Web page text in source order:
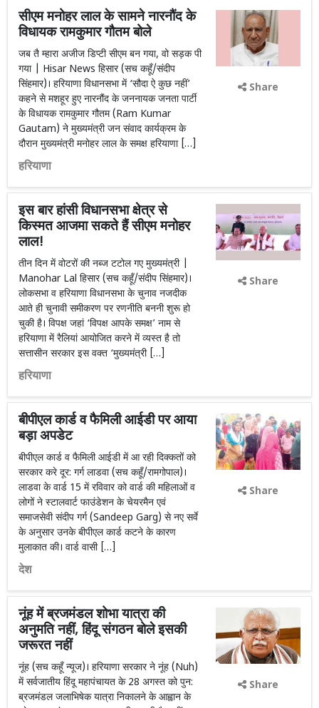
सीएम मनोहर लाल के सामने नारनौंद के
विधायक रामकुमार गौतम बोले
जब तै म्हारा अजीज डिप्टी सीएम बन गया, वो सड़क पी
गया | Hisar News हिसार (सच कहूँ/संदीप
सिंहमार)। हरियाणा विधानसभा में ‘सौदा ऐ कुछ नहीं’
कहने से मशहूर हुए नारनौंद के जननायक जनता पार्टी
के विधायक रामकुमार गौतम (Ram Kumar
Gautam) ने मुख्यमंत्री जन संवाद कार्यक्रम के
दौरान मुख्यमंत्री मनोहर लाल के समक्ष हरियाणा […]
हरियाणा
Share
इस बार हांसी विधानसभा क्षेत्र से
किस्मत आजमा सकते हैं सीएम मनोहर
लाल!
तीन दिन में वोटरों की नब्ज टटोल गए मुख्यमंत्री |
Manohar Lal हिसार (सच कहूँ/संदीप सिंहमार)।
लोकसभा व हरियाणा विधानसभा के चुनाव नजदीक
आते ही चुनावी समीकरण पर रणनीति बननी शुरू हो
चुकी है। विपक्ष जहां ‘विपक्ष आपके समक्ष’ नाम से
हरियाणा में रैलियां आयोजित करने में व्यस्त है तो
सत्तासीन सरकार इस वक्त ‘मुख्यमंत्री […]
हरियाणा
Share
बीपीएल कार्ड व फैमिली आईडी पर आया
बड़ा अपडेट
बीपीएल कार्ड व फैमिली आईडी में आ रही दिक्कतों को
सरकार करे दूर: गर्ग लाडवा (सच कहूँ/रामगोपाल)।
लाडवा के वार्ड 15 में रविवार को वार्ड की महिलाओं व
लोगों ने स्टालवार्ट फाउंडेशन के चेयरमैन एवं
समाजसेवी संदीप गर्ग (Sandeep Garg) से नए सर्वे
के अनुसार उनके बीपीएल कार्ड कटने के कारण
मुलाकात की। वार्ड वासी […]
देश
Share
नूंह में ब्रजमंडल शोभा यात्रा की
अनुमति नहीं, हिंदू संगठन बोले इसकी
जरूरत नहीं
नूंह (सच कहूँ न्यूज)। हरियाणा सरकार ने नूंह (Nuh)
में सर्वजातीय हिंदू महापंचायत के 28 अगस्त को पुन:
ब्रजमंडल जलाभिषेक यात्रा निकालने के आह्वान के
Share